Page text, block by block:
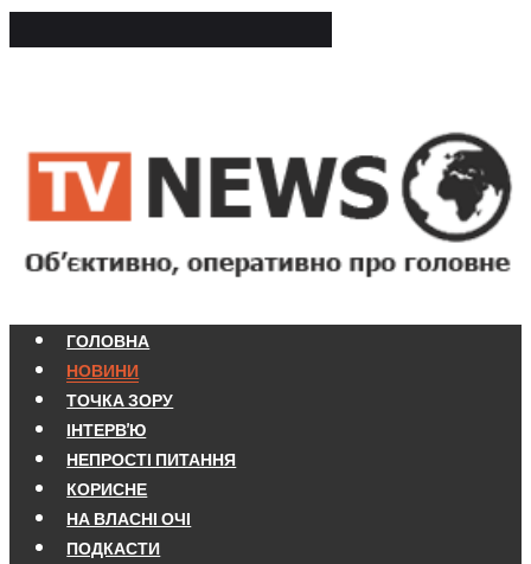
ГОЛОВНА
НОВИНИ
ТОЧКА ЗОРУ
ІНТЕРВ'Ю
НЕПРОСТІ ПИТАННЯ
КОРИСНЕ
НА ВЛАСНІ ОЧІ
ПОДКАСТИ